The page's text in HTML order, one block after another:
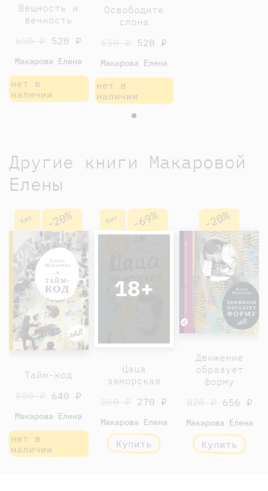
Вещность и
вечность
650 ₽ 520 ₽
Макарова Елена
нет в
наличии
Освободите
слона
650 ₽520 ₽
Макарова Елена
нет в
наличии
Другие книги Макаровой
Елены
Хит -20%
Тайм-код
800 ₽ 640 ₽
Макарова Елена
нет в
наличии
Хит -69%
18+
Цаца
заморская
860 ₽270 ₽
Макарова Елена
Купить
-20%
Движение
образует
форму
820 ₽ 656 ₽
Макарова Елена
Купить